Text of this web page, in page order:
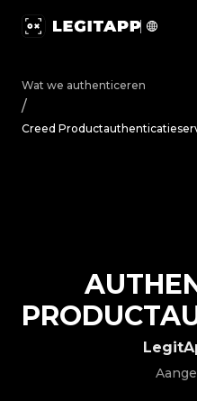
Wat we authenticeren
/
Creed